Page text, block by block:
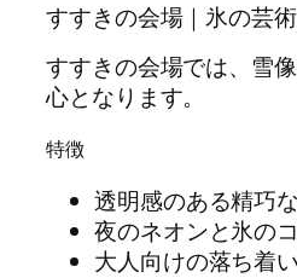
すすきの会場｜氷の芸
すすきの会場では、雪
心となります。
特徴
透明感のある精巧
夜のネオンと氷の
大人向けの落ち着